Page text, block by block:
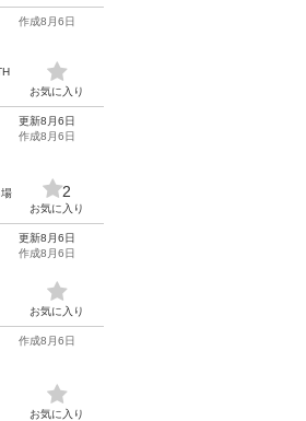
作成8月6日
お気に入り
更新8月6日
作成8月6日
2
お気に入り
更新8月6日
作成8月6日
お気に入り
作成8月6日
お気に入り